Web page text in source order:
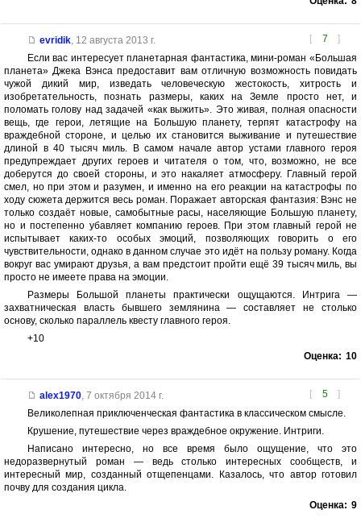
[ 7 ]
evridik, 12 августа 2013 г.
Если вас интересует планетарная фантастика, мини-роман «Большая
планета» Джека Вэнса предоставит вам отличную возможность повидать
чужой дикий мир, изведать человеческую жестокость, хитрость и
изобретательность, познать размеры, каких на Земле просто нет, и
поломать голову над задачей «как выжить». Это живая, полная опасности
вещь, где герои, летящие на Большую планету, терпят катастрофу на
враждебной стороне, и целью их становится выживание и путешествие
длиной в 40 тысяч миль. В самом начале автор устами главного героя
предупреждает других героев и читателя о том, что, возможно, не все
доберутся до своей стороны, и это накаляет атмосферу. Главный герой
смел, но при этом и разумен, и именно на его реакции на катастрофы по
ходу сюжета держится весь роман. Поражает авторская фантазия: Вэнс не
только создаёт новые, самобытные расы, населяющие Большую планету,
но и постепенно убавляет компанию героев. При этом главный герой не
испытывает каких-то особых эмоций, позволяющих говорить о его
чувствительности, однако в данном случае это идёт на пользу роману. Когда
вокруг вас умирают друзья, а вам предстоит пройти ещё 39 тысяч миль, вы
просто не имеете права на эмоции.
Размеры Большой планеты практически ощущаются. Интрига —
захватническая власть бывшего землянина — составляет не столько
основу, сколько параллель квесту главного героя.
+10
Оценка: 10
[ 5 ]
alex1970, 7 октября 2014 г.
Великолепная приключенческая фантастика в классическом смысле.
Крушение, путешествие через враждебное окружение. Интриги.
Написано интересно, но все время было ощущение, что это
недоразвернутый роман — ведь столько интересных сообществ, и
интересный мир, созданный отщепенцами. Казалось, что автор готовил
почву для создания цикла.
Оценка: 9